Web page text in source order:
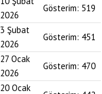
2026
Gösterim: 519
3 Şubat
2026
Gösterim: 451
27 Ocak
2026
Gösterim: 470
20 Ocak